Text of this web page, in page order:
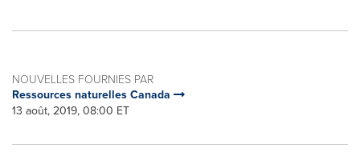
NOUVELLES FOURNIES PAR
Ressources naturelles Canada
13 août, 2019, 08:00 ET